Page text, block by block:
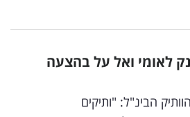
לאומי ואל על בהצעה
הבינ"ל: "ותיקים